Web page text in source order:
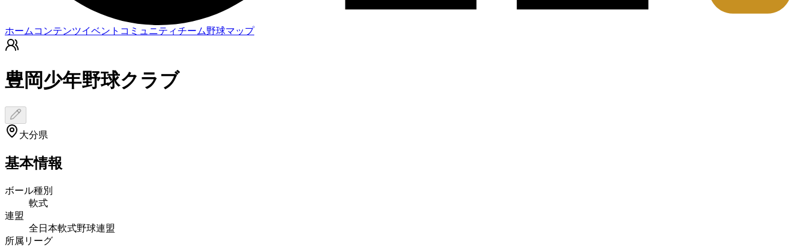
ホーム コンテンツイベント コミュニティチーム野球マップ
豊岡少年野球クラブ
大分県
基本情報
ボール種別
軟式
連盟
全日本軟式野球連盟
所属リーグ